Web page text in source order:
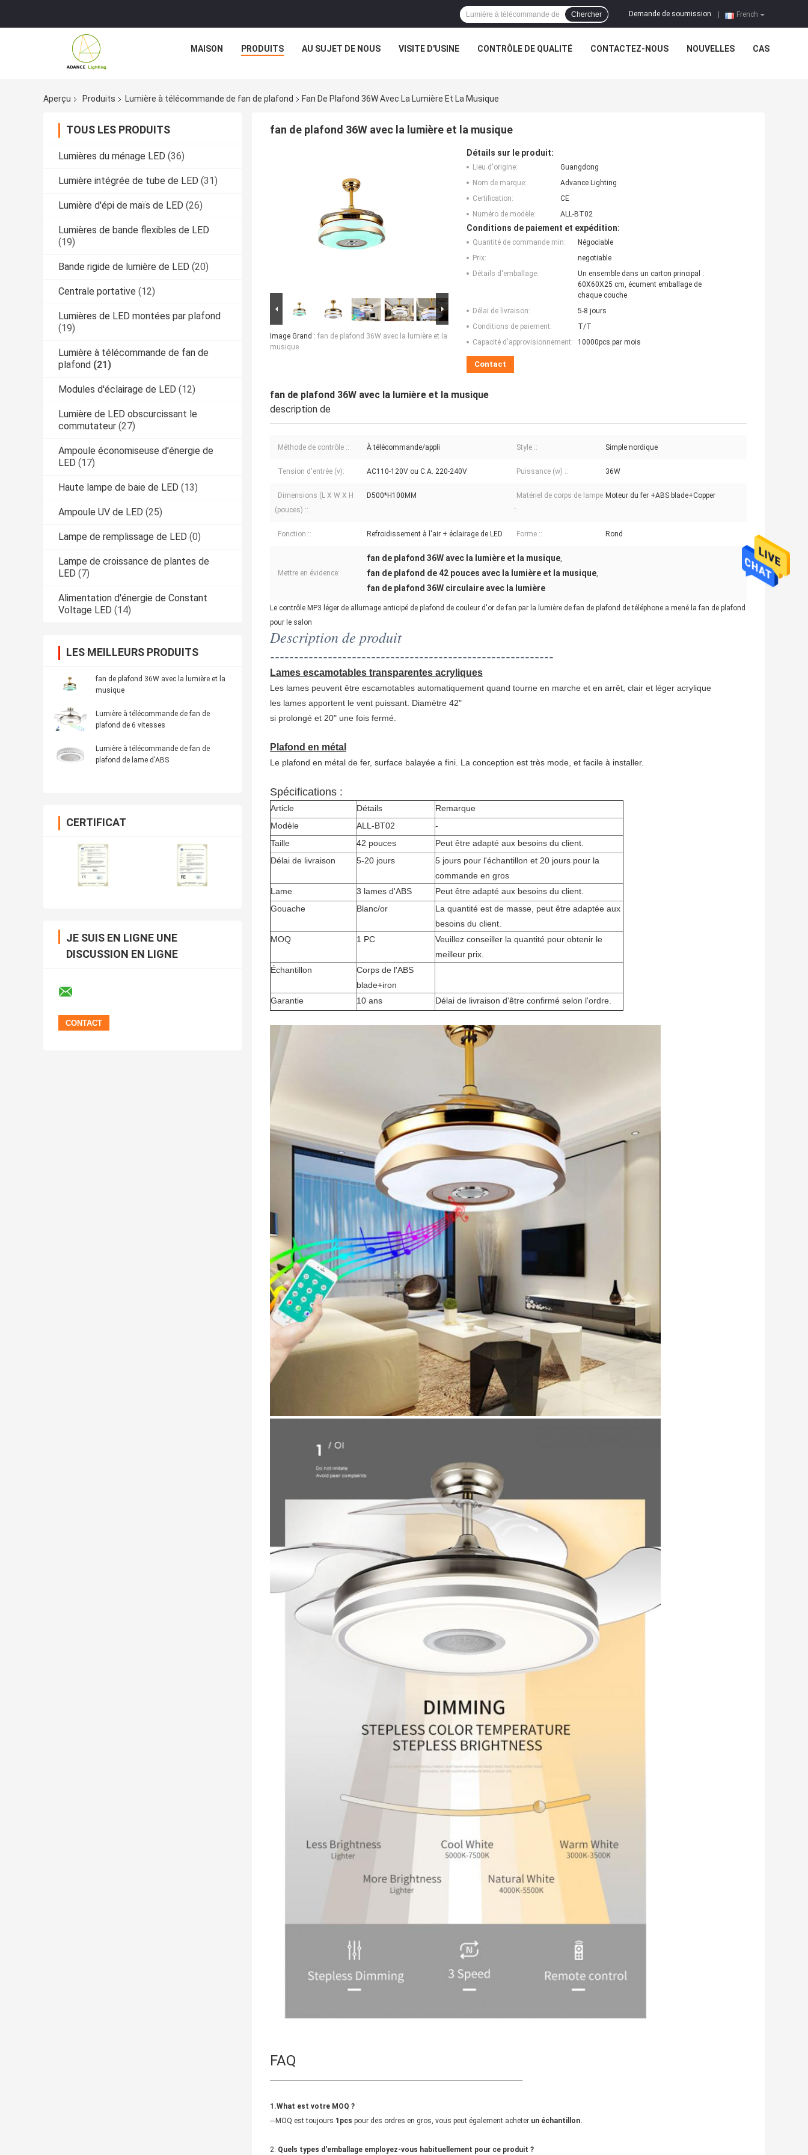
French
Demande de soumission
Chercher
MAISON PRODUITS AU SUJET DE NOUS VISITE D'USINE CONTRÔLE DE QUALITÉ CONTACTEZ-NOUS NOUVELLES CAS
Aperçu Produits Lumière à télécommande de fan de plafond Fan De Plafond 36W Avec La Lumière Et La Musique
TOUS LES PRODUITS
Lumières du ménage LED (36)
Lumière intégrée de tube de LED (31)
Lumière d'épi de maïs de LED (26)
Lumières de bande flexibles de LED
(19)
Bande rigide de lumière de LED (20)
Centrale portative (12)
Lumières de LED montées par plafond
(19)
Lumière à télécommande de fan de
plafond (21)
Modules d'éclairage de LED (12)
Lumière de LED obscurcissant le
commutateur (27)
Ampoule économiseuse d'énergie de
LED (17)
Haute lampe de baie de LED (13)
Ampoule UV de LED (25)
Lampe de remplissage de LED (0)
Lampe de croissance de plantes de
LED (7)
Alimentation d'énergie de Constant
Voltage LED (14)
LES MEILLEURS PRODUITS
fan de plafond 36W avec la lumière et la
musique
Lumière à télécommande de fan de
plafond de 6 vitesses
Lumière à télécommande de fan de
plafond de lame d'ABS
CERTIFICAT
JE SUIS EN LIGNE UNE
DISCUSSION EN LIGNE
fan de plafond 36W avec la lumière et la musique
Image Grand : fan de plafond 36W avec la lumière et la
musique
Détails sur le produit:
Lieu d'origine:
Guangdong
Nom de marque:
Advance Lighting
Certification:
CE
Numéro de modèle:
ALL-BT02
Conditions de paiement et expédition:
Quantité de commande min:
Négociable
Prix:
negotiable
Détails d'emballage:
Un ensemble dans un carton principal :
60X60X25 cm, écument emballage de
chaque couche
Délai de livraison:
5-8 jours
Conditions de paiement:
T/T
Capacité d'approvisionnement:
10000pcs par mois
Contact
fan de plafond 36W avec la lumière et la musique
description de
Méthode de contrôle :: À télécommande/appli Style :: Simple nordique
Tension d'entrée (v): AC110-120V ou C.A. 220-240V Puissance (w) :: 36W
Dimensions (L X W X H
(pouces) ::
D500*H100MM
Matériel de corps de lampe
::
Moteur du fer +ABS blade+Copper
Fonction :: Refroidissement à l'air + éclairage de LED Forme :: Rond
Mettre en évidence:
fan de plafond 36W avec la lumière et la musique,
fan de plafond de 42 pouces avec la lumière et la musique,
fan de plafond 36W circulaire avec la lumière
Le contrôle MP3 léger de allumage anticipé de plafond de couleur d'or de fan par la lumière de fan de plafond de téléphone a mené la fan de plafond
pour le salon
Description de produit
-----------------------------------------------------------
Lames escamotables transparentes acryliques
Les lames peuvent être escamotables automatiquement quand tourne en marche et en arrêt, clair et léger acrylique
les lames apportent le vent puissant. Diamètre 42"
si prolongé et 20" une fois fermé.
Plafond en métal
Le plafond en métal de fer, surface balayée a fini. La conception est très mode, et facile à installer.
Spécifications :
Article Détails
Remarque
Modèle
ALL-BT02
-
Taille
42 pouces
Peut être adapté aux besoins du client.
Délai de livraison
5-20 jours
5 jours pour l'échantillon et 20 jours pour la
commande en gros
Lame
3 lames d'ABS
Peut être adapté aux besoins du client.
Gouache
Blanc/or
La quantité est de masse, peut être adaptée aux
besoins du client.
MOQ
1 PC
Veuillez conseiller la quantité pour obtenir le
meilleur prix.
Échantillon
Corps de l'ABS
blade+iron
Garantie
10 ans Délai de livraison d'être confirmé selon l'ordre.
FAQ
1.What est votre MOQ ?
---MOQ est toujours 1pcs pour des ordres en gros, vous peut également acheter un échantillon.
2. Quels types d'emballage employez-vous habituellement pour ce produit ?